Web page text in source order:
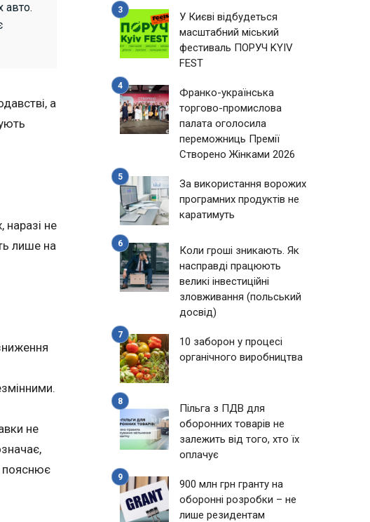
авто.
а
наразі не
лише на
не
пояснює
У Києві відбудеться
масштабний міський
фестиваль ПОРУЧ KYIV
FEST
Франко-українська
торгово-промислова
палата оголосила
переможниць Премії
Створено Жінками 2026
За використання ворожих
програмних продуктів не
каратимуть
Коли гроші зникають. Як
насправді працюють
великі інвестиційні
зловживання (польський
досвід)
10 заборон у процесі
органічного виробництва
Пільга з ПДВ для
оборонних товарів не
залежить від того, хто їх
оплачує
900 млн грн гранту на
оборонні розробки – не
лише резидентам